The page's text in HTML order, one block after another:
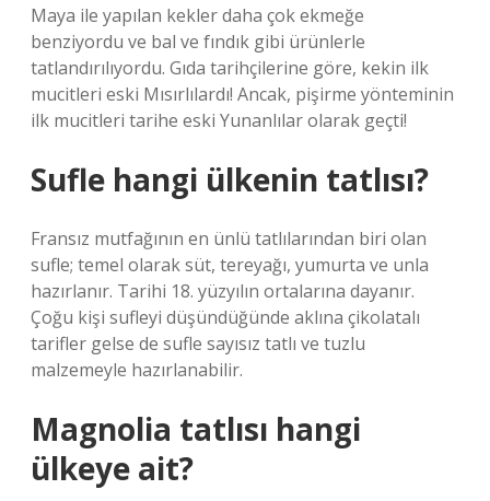
Maya ile yapılan kekler daha çok ekmeğe
benziyordu ve bal ve fındık gibi ürünlerle
tatlandırılıyordu. Gıda tarihçilerine göre, kekin ilk
mucitleri eski Mısırlılardı! Ancak, pişirme yönteminin
ilk mucitleri tarihe eski Yunanlılar olarak geçti!
Sufle hangi ülkenin tatlısı?
Fransız mutfağının en ünlü tatlılarından biri olan
sufle; temel olarak süt, tereyağı, yumurta ve unla
hazırlanır. Tarihi 18. yüzyılın ortalarına dayanır.
Çoğu kişi sufleyi düşündüğünde aklına çikolatalı
tarifler gelse de sufle sayısız tatlı ve tuzlu
malzemeyle hazırlanabilir.
Magnolia tatlısı hangi
ülkeye ait?